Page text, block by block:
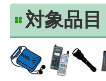
対象品目